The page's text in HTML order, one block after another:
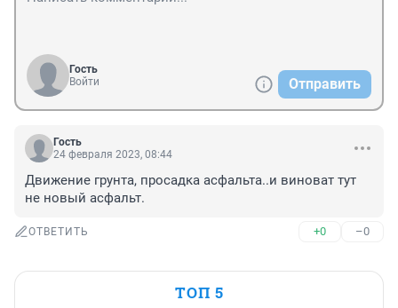
Гость
Войти
Отправить
Гость
24 февраля 2023, 08:44
Движение грунта, просадка асфальта..и виноват тут
не новый асфальт.
ОТВЕТИТЬ +0 –0
ТОП 5